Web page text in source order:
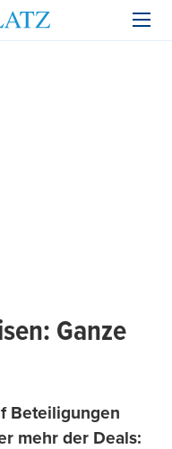
Ganze
Beteiligungen
mehr der Deals: